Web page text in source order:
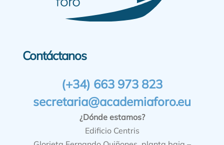
Contáctanos
(+34) 663 973 823
secretaria@academiaforo.eu
¿Dónde estamos?
Edificio Centris